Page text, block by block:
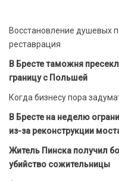
Восстановление душевых
реставрация
В Бресте таможня
границу с Польшей
Когда бизнесу пора
В Бресте на неделю
из-за реконструкции
Житель Пинска получил
убийство сожительницы